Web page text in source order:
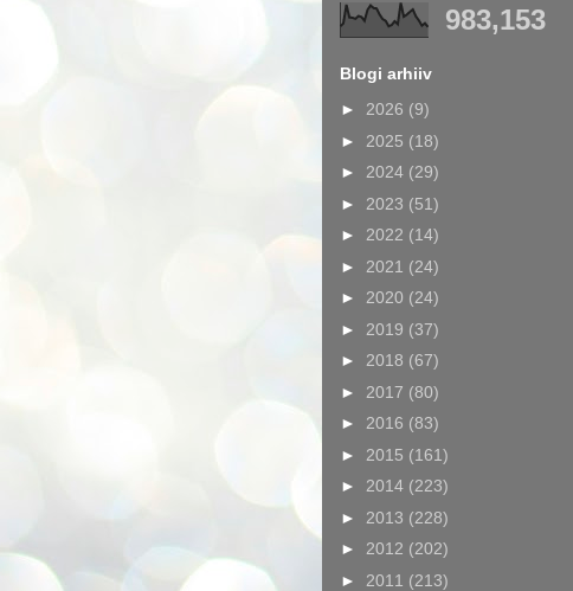
983,153
Blogi arhiiv
► 2026 (9)
► 2025 (18)
► 2024 (29)
► 2023 (51)
► 2022 (14)
► 2021 (24)
► 2020 (24)
► 2019 (37)
► 2018 (67)
► 2017 (80)
► 2016 (83)
► 2015 (161)
► 2014 (223)
► 2013 (228)
► 2012 (202)
► 2011 (213)